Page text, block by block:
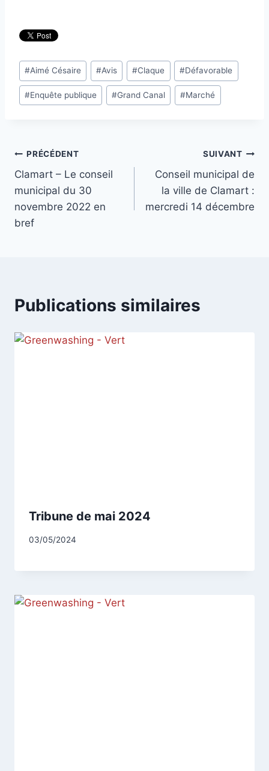
Étiquettes
de
la
#Aimé Césaire #Avis #Claque #Défavorable
#Enquête publique #Grand Canal #Marché
Navigation
de
l’article
PRÉCÉDENT
Clamart – Le conseil
municipal du 30
novembre 2022 en
bref
SUIVANT
Conseil municipal de
la ville de Clamart :
mercredi 14 décembre
Publications similaires
Tribune de mai 2024
Par
03/05/2024